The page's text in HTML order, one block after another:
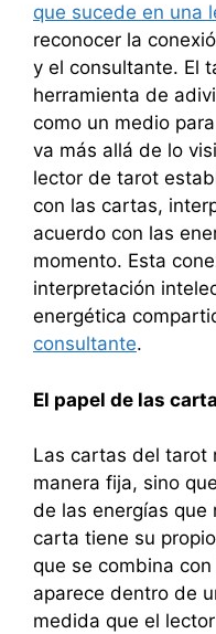
que sucede en una
reconocer la
y el consultante. El
herramienta de
como un medio
va más allá de lo
lector de tarot
con las cartas,
acuerdo con las
momento. Esta
interpretación
energética
consultante.
El papel de las
Las cartas del tarot
manera fija, sino
de las energías que
carta tiene su
que se combina
aparece dentro de
medida que el